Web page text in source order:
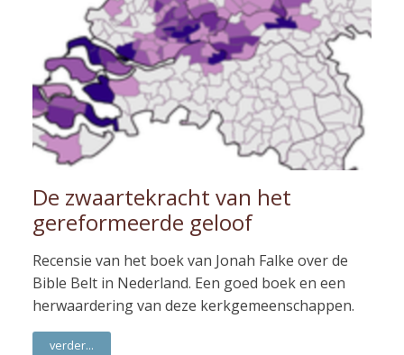
De zwaartekracht van het
gereformeerde geloof
Recensie van het boek van Jonah Falke over de
Bible Belt in Nederland. Een goed boek en een
herwaardering van deze kerkgemeenschappen.
verder...